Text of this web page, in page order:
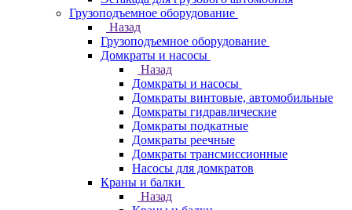
Грузоподъемное оборудование
Назад
Грузоподъемное оборудование
Домкраты и насосы
Назад
Домкраты и насосы
Домкраты винтовые, автомобильные
Домкраты гидравлические
Домкраты подкатные
Домкраты реечные
Домкраты трансмиссионные
Насосы для домкратов
Краны и балки
Назад